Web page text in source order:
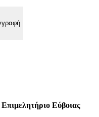
Εύβοιας